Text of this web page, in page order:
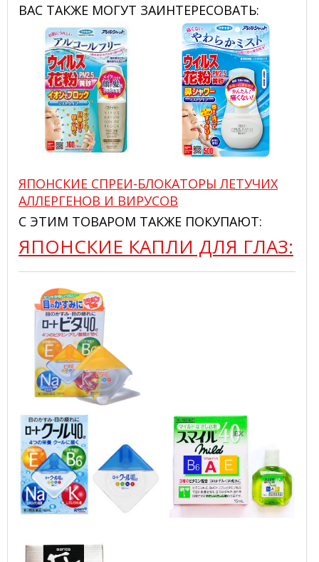
ВАС ТАКЖЕ МОГУТ ЗАИНТЕРЕСОВАТЬ:
ЯПОНСКИЕ СПРЕИ-БЛОКАТОРЫ ЛЕТУЧИХ
АЛЛЕРГЕНОВ И ВИРУСОВ
С ЭТИМ ТОВАРОМ ТАКЖЕ ПОКУПАЮТ:
ЯПОНСКИЕ КАПЛИ ДЛЯ ГЛАЗ: